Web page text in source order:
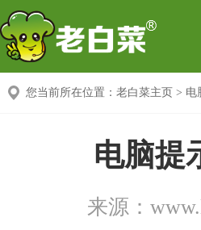
您当前所在位置： 老白菜主页 > 电
电脑提
来源：